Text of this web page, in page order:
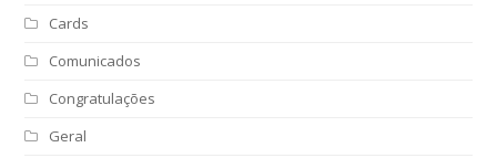
Cards
Comunicados
Congratulações
Geral